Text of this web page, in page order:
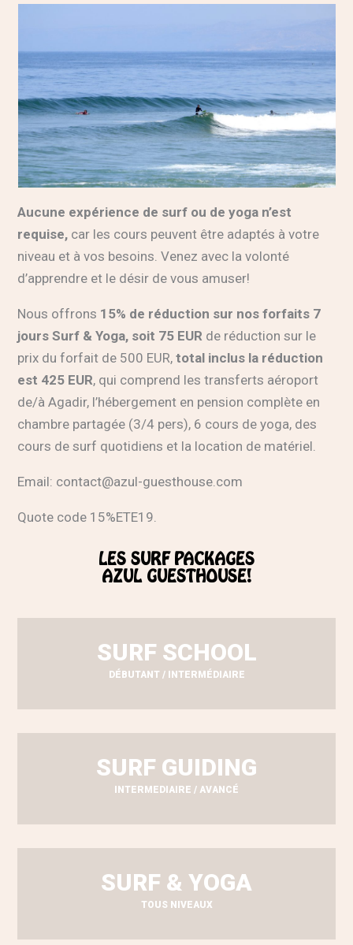
Aucune expérience de surf ou de yoga n’est
requise, car les cours peuvent être adaptés à votre
niveau et à vos besoins. Venez avec la volonté
d’apprendre et le désir de vous amuser!
Nous offrons 15% de réduction sur nos forfaits 7
jours Surf & Yoga, soit 75 EUR de réduction sur le
prix du forfait de 500 EUR,total inclus la réduction
est 425 EUR, qui comprend les transferts aéroport
de/à Agadir, l’hébergement en pension complète en
chambre partagée (3/4 pers), 6 cours de yoga, des
cours de surf quotidiens et la location de matériel.
Email: contact@azul-guesthouse.com
Quote code 15%ETE19.
LES SURF PACKAGES
AZUL GUESTHOUSE!
SURF SCHOOL
DÉBUTANT / INTERMÉDIAIRE
SURF GUIDING
INTERMEDIAIRE / AVANCÉ
SURF & YOGA
TOUS NIVEAUX